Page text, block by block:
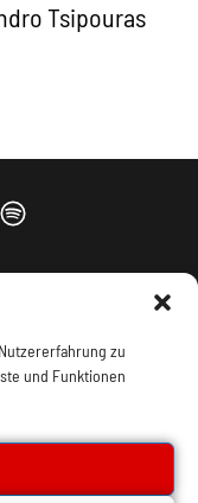
zu
und Funktionen
Tsipouras
Policy